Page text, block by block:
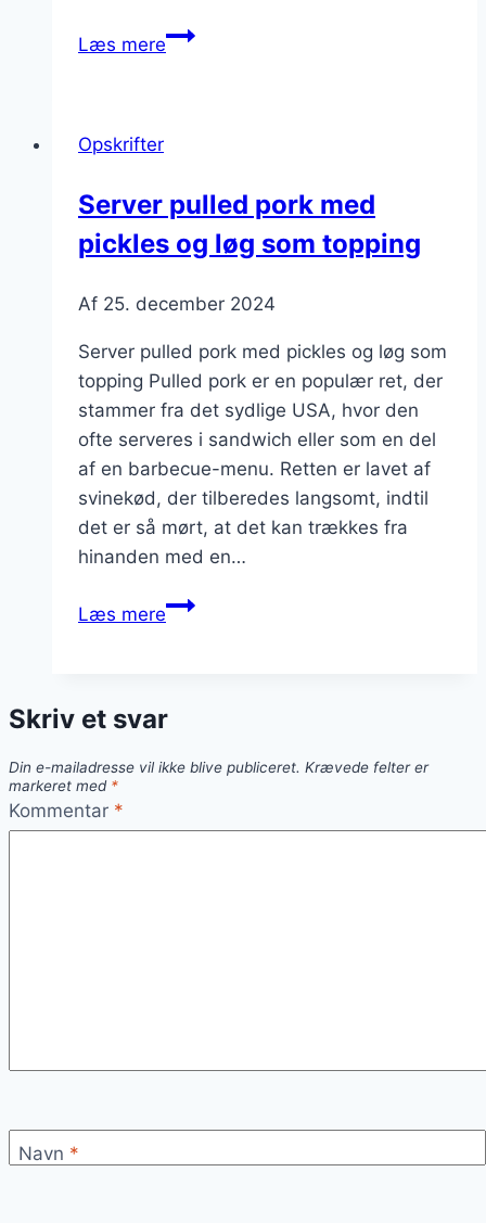
Læs merePulled
frokost
Opskrifter
Server pulled pork med
pickles og løg som topping
Af 25. december 2024
Server pulled pork med pickles og løg som
topping Pulled pork er en populær ret, der
stammer fra det sydlige USA, hvor den
ofte serveres i sandwich eller som en del
af en barbecue-menu. Retten er lavet af
svinekød, der tilberedes langsomt, indtil
det er så mørt, at det kan trækkes fra
hinanden med en…
Læs mereServer
pickles
løg
topping
Skriv et svar
Din e-mailadresse vil ikke blive publiceret. Krævede felter er
markeret med *
Kommentar *
Navn *